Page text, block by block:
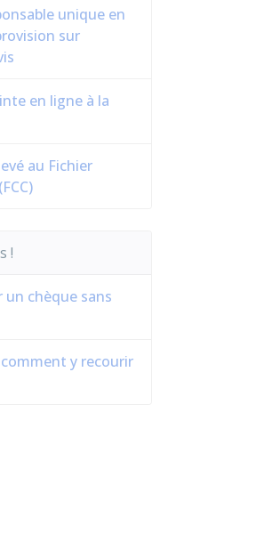
unique en
sur
en ligne à la
au Fichier
!
chèque sans
y recourir